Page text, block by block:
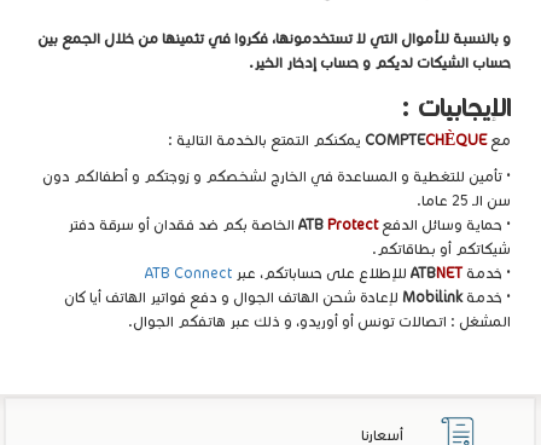
و بالنسبة للأموال التي لا تستخدمونها، فكروا في تثمينها من خلال الجمع بين
حساب الشيكات لديكم و حساب إدخار الخير.
الإيجابيات :
مع COMPTECHÈQUE
يمكنكم التمتع بالخدمة التالية :
• تأمين للتغطية و المساعدة في الخارج لشخصكم و زوجتكم و أطفالكم دون
سن الـ 25 عاما.
• حماية وسائل الدفع
ATB Protect
الخاصة بكم ضد فقدان أو سرقة دفتر
شيكاتكم أو بطاقاتكم.
• خدمة
ATBNET للإطلاع على حساباتكم، عبر ATB Connect
• خدمةMobilink لإعادة شحن الهاتف الجوال و دفع فواتير الهاتف أيا كان
المشغل : اتصالات تونس أو أوريدو، و ذلك عبر هاتفكم الجوال.
أسعارنا